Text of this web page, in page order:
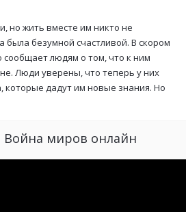
но жить вместе им никто не
безумной счастливой. В скором
людям о том, что к ним
Люди уверены, что теперь у них
которые дадут им новые знания. Но
Война миров онлайн